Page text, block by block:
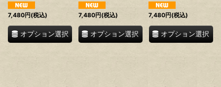
7,480円(税込)
オプション選択
7,480円(税込)
オプション選択
7,480円(税込)
オプション選択